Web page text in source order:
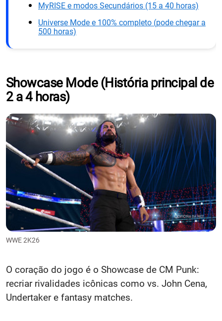
MyRISE e modos Secundários (15 a 40 horas)
Universe Mode e 100% completo (pode chegar a
500 horas)
Showcase Mode (História principal de
2 a 4 horas)
WWE 2K26
O coração do jogo é o Showcase de CM Punk:
recriar rivalidades icônicas como vs. John Cena,
Undertaker e fantasy matches.